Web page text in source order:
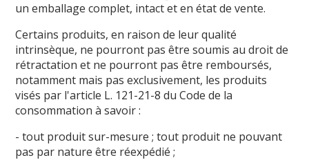
un emballage complet, intact et en état de vente.
Certains produits, en raison de leur qualité
intrinsèque, ne pourront pas être soumis au droit de
rétractation et ne pourront pas être remboursés,
notamment mais pas exclusivement, les produits
visés par l'article L. 121-21-8 du Code de la
consommation à savoir :
- tout produit sur-mesure ; tout produit ne pouvant
pas par nature être réexpédié ;